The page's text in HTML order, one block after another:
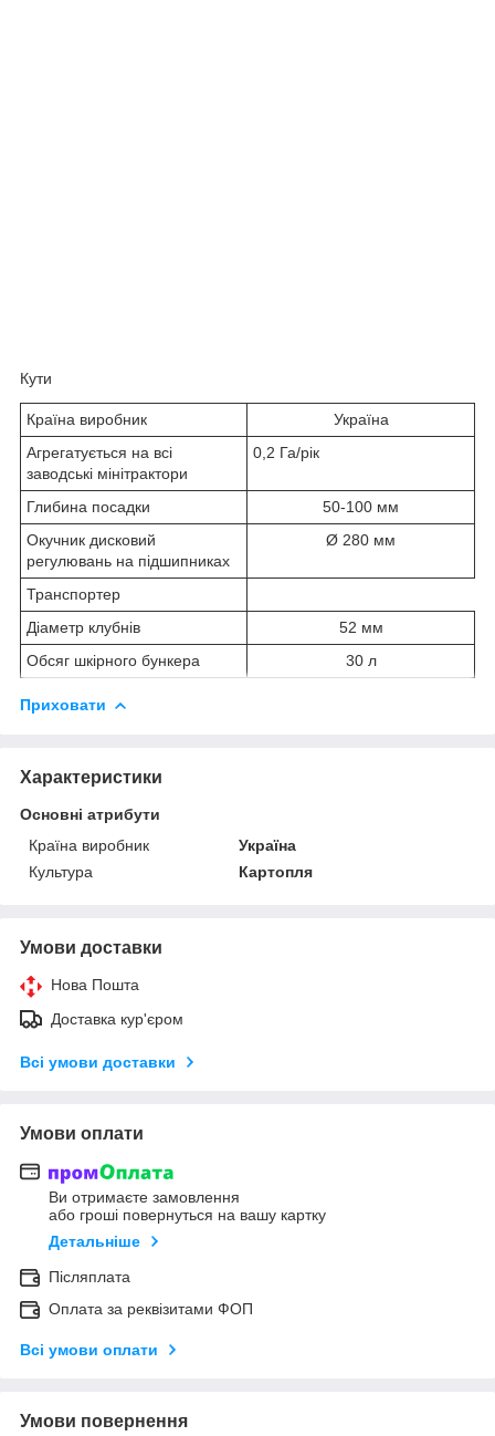
Кути
Країна виробник
Україна
Агрегатується на всі
заводські мінітрактори
0,2 Га/рік
Глибина посадки
50-100 мм
Окучник дисковий
регулювань на підшипниках
Ø 280 мм
Транспортер
Діаметр клубнів
52 мм
Обсяг шкірного бункера
30 л
Приховати
Характеристики
Основні атрибути
Країна виробник
Україна
Культура
Картопля
Умови доставки
Нова Пошта
Доставка кур'єром
Всі умови доставки
Умови оплати
Ви отримаєте замовлення
або гроші повернуться на вашу картку
Детальніше
Післяплата
Оплата за реквізитами ФОП
Всі умови оплати
Умови повернення